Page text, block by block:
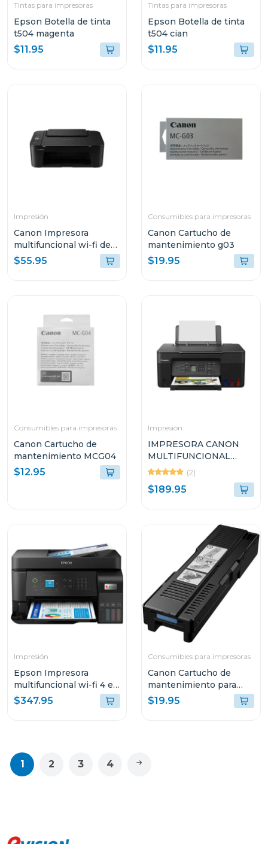
Tintas para impresoras
Epson Botella de tinta
t504 magenta
$11.95
Tintas para impresoras
Epson Botella de tinta
t504 cian
$11.95
Impresión
Canon Impresora
multifuncional wi-fi de
cartuchos de tinta 3610
$55.95
Consumibles para impresoras
Canon Cartucho de
mantenimiento g03
$19.95
Consumibles para impresoras
Canon Cartucho de
mantenimiento MCG04
$12.95
Impresión
IMPRESORA CANON
MULTIFUNCIONAL
INALÁMBRICA DE
TANQUES DE TINTA
INTEGRADOS G317
(2)
$189.95
Impresión
Epson Impresora
multifuncional wi-fi 4 en
1 de alto desempeño
eco tank l5590 c11ck57
$347.95
Consumibles para impresoras
Canon Cartucho de
mantenimiento para
impresoras maxify
$19.95
1 2 3 4